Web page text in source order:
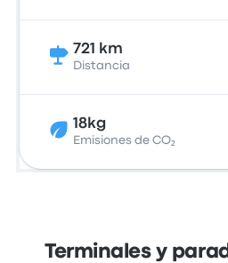
721 km
Distancia
18kg
Emisiones de CO₂
Terminales y